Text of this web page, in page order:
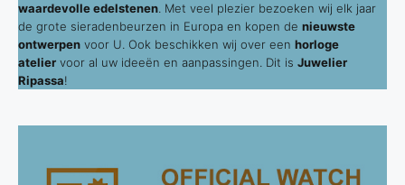
waardevolle edelstenen . Met veel plezier bezoeken wij elk jaar
de grote sieradenbeurzen in Europa en kopen de nieuwste
ontwerpen voor U. Ook beschikken wij over een horloge
atelier voor al uw ideeën en aanpassingen. Dit is Juwelier
Ripassa!